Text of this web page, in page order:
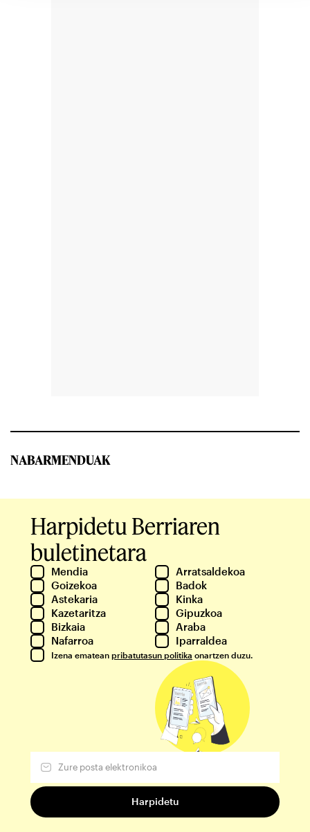
NABARMENDUAK
Harpidetu Berriaren
buletinetara
Mendia
Arratsaldekoa
Goizekoa
Badok
Astekaria
Kinka
Kazetaritza
Gipuzkoa
Bizkaia
Araba
Nafarroa
Iparraldea
Izena ematean pribatutasun politika onartzen duzu.